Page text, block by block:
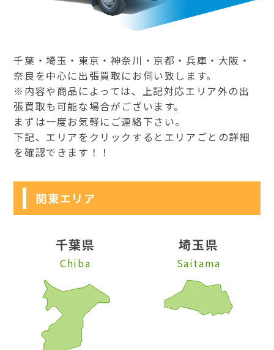
千葉・埼玉・東京・神奈川・京都・兵庫・大阪・
奈良を中心に出張買取にお伺い致します。
※内容や商品によっては、上記対応エリア外の出
張買取も可能な場合がございます。
まずは一度お気軽にご連絡下さい。
下記、エリアをクリックするとエリアごとの詳細
を確認できます！！
関東エリア
千葉県
Chiba
埼玉県
Saitama